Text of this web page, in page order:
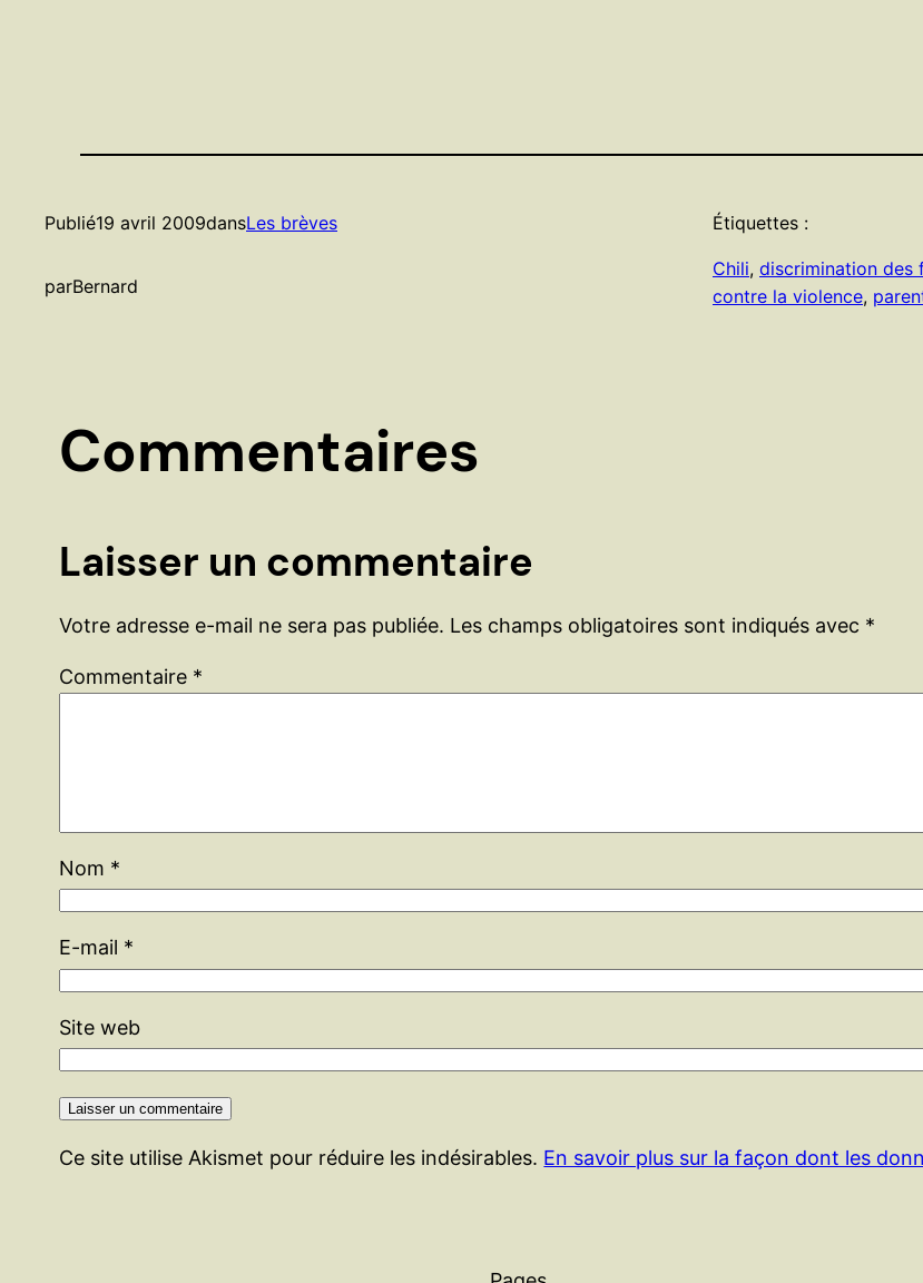
Publié19 avril 2009dansLes brèves
parBernard
Étiquettes :
Chili, discrimination des
contre la violence,
Commentaires
Laisser un commentaire
Votre adresse e-mail ne sera pas publiée. Les champs obligatoires sont indiqués avec *
Commentaire *
Nom *
E-mail *
Site web
Ce site utilise Akismet pour réduire les indésirables. En savoir plus sur la façon dont les